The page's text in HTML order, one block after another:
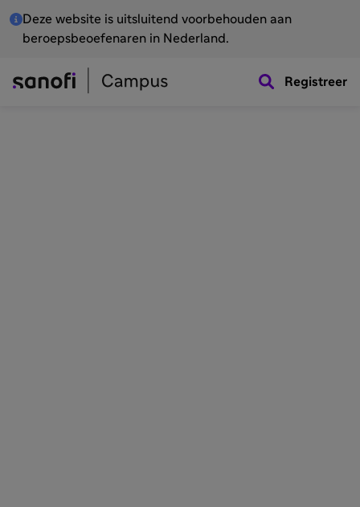
Deze website is uitsluitend voorbehouden aan
beroepsbeoefenaren in Nederland.
Registreer